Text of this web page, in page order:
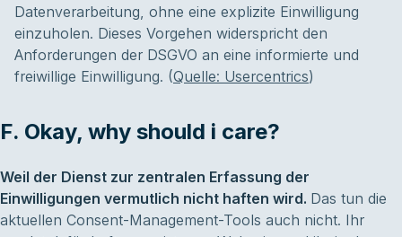
Datenverarbeitung, ohne eine explizite Einwilligung
einzuholen. Dieses Vorgehen widerspricht den
Anforderungen der DSGVO an eine informierte und
freiwillige Einwilligung. (Quelle: Usercentrics)
F. Okay, why should i care?
Weil der Dienst zur zentralen Erfassung der
Einwilligungen vermutlich nicht haften wird. Das tun die
aktuellen Consent-Management-Tools auch nicht. Ihr